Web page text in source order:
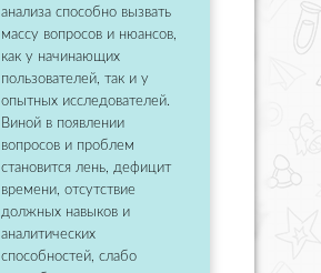
анализа способно вызвать
массу вопросов и нюансов,
как у начинающих
пользователей, так и у
опытных исследователей.
Виной в появлении
вопросов и проблем
становится лень, дефицит
времени, отсутствие
должных навыков и
аналитических
способностей, слабо